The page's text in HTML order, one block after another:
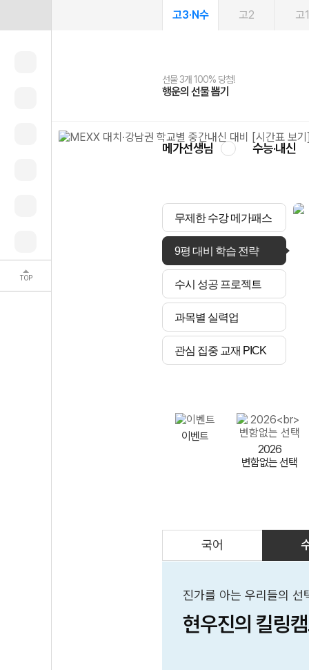
TOP
고3·N수 고2 고1
선물 3개 100% 당첨!
행운의 선물 뽑기
선물 100% 증정!
메가스터디 X 올리브
2027 러셀 단과
강사 공개선발
스마트러닝앱
설문 EVENT
메가패스
3일 무료 체험권
메가패스 수강생 무료혜택!
메가클럽 멤버십
사회공헌 캠페인
희망이룸 메가나눔
메가선생님 수능·내신
무제한 수강 메가패스
9평 대비 학습 전략
수시 성공 프로젝트
과목별 실력업
관심 집중 교재 PICK
이벤트
2026
변함없는 선택
국어
진가를 아는 우리들의 선
현우진의 킬링